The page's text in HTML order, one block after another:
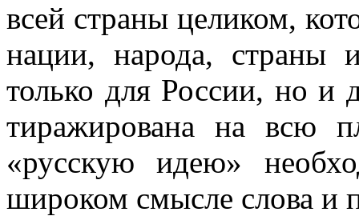
всей страны целиком,
нации, народа, страны
только для России, но и
тиражирована на всю
«русскую идею»
широком смысле слова и